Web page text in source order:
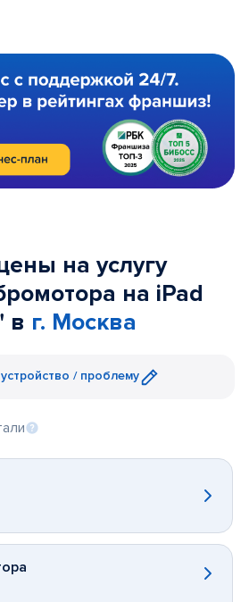
на услугу
на iPad
в г. Москва
/ проблему